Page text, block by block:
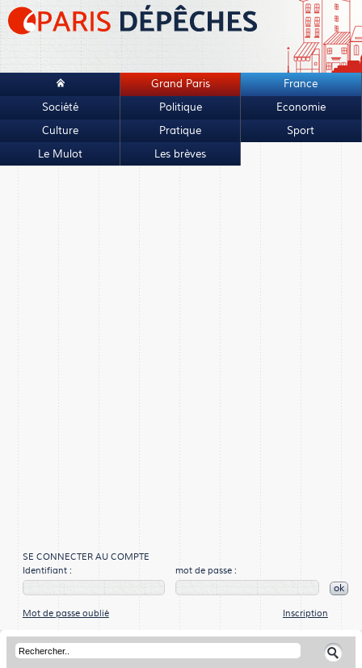
Grand Paris
France
Société
Politique
Economie
Culture
Pratique
Sport
Le Mulot
Les brèves
SE CONNECTER AU COMPTE
Identifiant :
mot de passe :
ok
Mot de passe oublié Inscription